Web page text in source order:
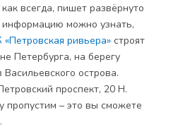
всегда, пишет развёрнуто
можно узнать,
ривьера» строят
Петербурга, на берегу
острова.
проспект, 20 Н.
пропустим – это вы сможете